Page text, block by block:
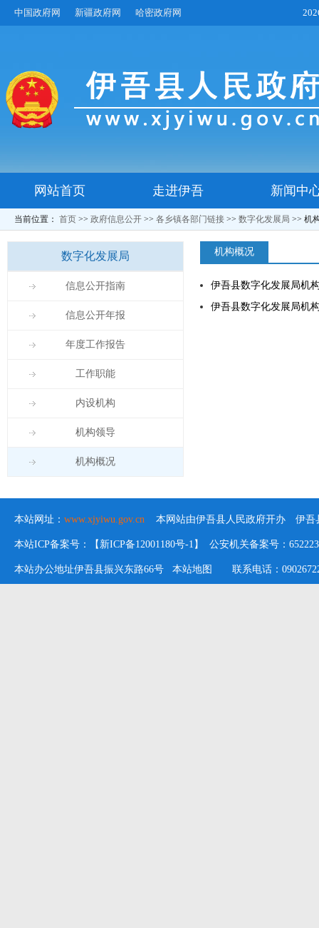
中国政府网 新疆政府网 哈密政府网
网站首页 走进伊吾 新闻中
当前位置： 首页 >> 政府信息公开 >> 各乡镇各部门链接 >> 数字化发展局 >> 机
数字化发展局
信息公开指南
信息公开年报
年度工作报告
工作职能
内设机构
机构领导
机构概况
机构概况
伊吾县数字化发展局机
伊吾县数字化发展局机
本站网址： www.xjyiwu.gov.cn 本网站由伊吾县人民政府开办 伊吾
本站ICP备案号：【新ICP备12001180号-1】 公安机关备案号：
本站办公地址伊吾县振兴东路66号 本站地图 联系电话：